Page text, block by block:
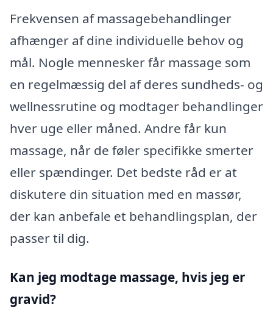
Frekvensen af massagebehandlinger
afhænger af dine individuelle behov og
mål. Nogle mennesker får massage som
en regelmæssig del af deres sundheds- og
wellnessrutine og modtager behandlinger
hver uge eller måned. Andre får kun
massage, når de føler specifikke smerter
eller spændinger. Det bedste råd er at
diskutere din situation med en massør,
der kan anbefale et behandlingsplan, der
passer til dig.
Kan jeg modtage massage, hvis jeg er
gravid?